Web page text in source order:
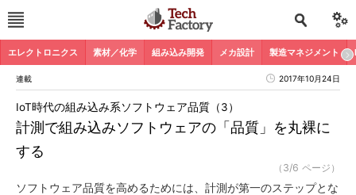
エレクトロニクス 素材／化学 組み込み開発 メカ設計 製造マネジメント
連載 2017年10月24日
計測で組み込みソフトウェアの「品質」を丸裸に
する
IoT時代の組み込み系ソフトウェア品質（3）
（3/6 ページ）
ソフトウェア品質を高めるためには、計測が第一のステップとな